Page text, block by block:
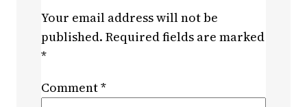
Your email address will not be
published. Required fields are marked
*
Comment*